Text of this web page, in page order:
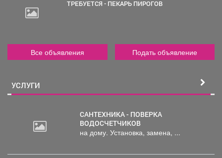
ТРЕБУЕТСЯ - ПЕКАРЬ ПИРОГОВ
Все объявления Подать объявление
УСЛУГИ
САНТЕХНИКА - ПОВЕРКА
ВОДОСЧЕТЧИКОВ
на дому. Установка, замена, ...